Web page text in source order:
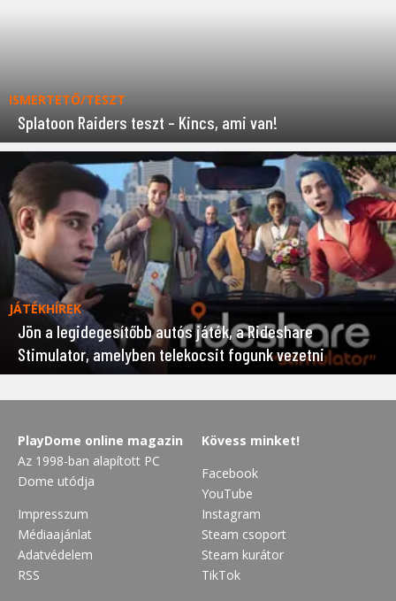
ISMERTETŐ/TESZT
Splatoon Raiders teszt – Kincs, ami van!
JÁTÉKHÍREK
Jön a legidegesítőbb autós játék, a Rideshare
Stimulator, amelyben telekocsit fogunk vezetni
PlayDome online magazin
Az 1998-ban alapított PC
Dome utódja
Impresszum
Médiaajánlat
Adatvédelem
RSS
Kövess minket!
Facebook
YouTube
Instagram
Steam csoport
Steam kurátor
TikTok